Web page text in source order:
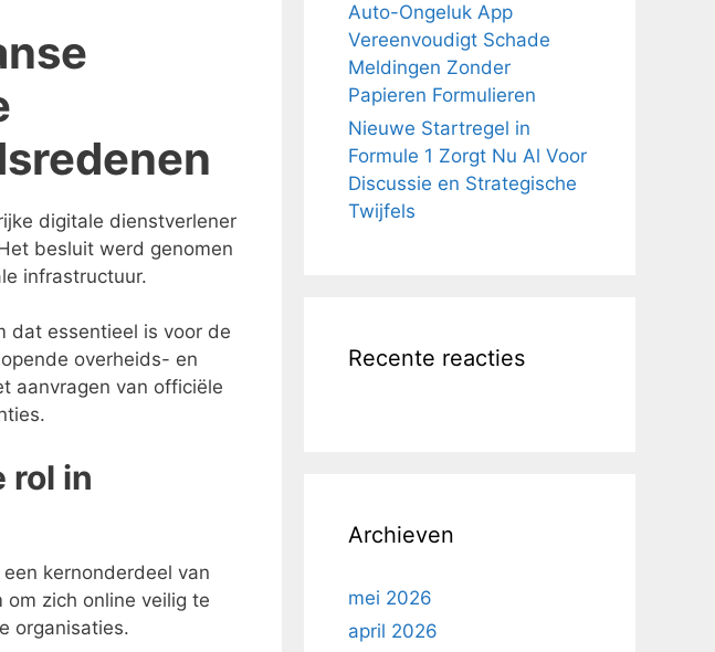
digitale dienstverlener
besluit werd genomen
infrastructuur.
dat essentieel is voor de
overheids- en
aanvragen van officiële
rol in
kernonderdeel van
zich online veilig te
organisaties.
Auto-Ongeluk App
Vereenvoudigt Schade
Meldingen Zonder
Papieren Formulieren
Nieuwe Startregel in
Formule 1 Zorgt Nu Al Voor
Discussie en Strategische
Twijfels
Recente reacties
Archieven
mei 2026
april 2026